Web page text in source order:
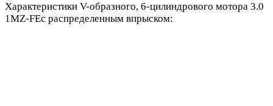
Характеристики V-образного, 6-цилиндрового мотора 3.0
1MZ-FEс распределенным впрыском: